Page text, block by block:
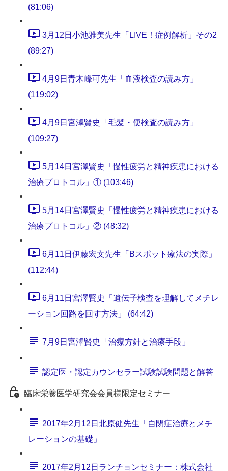
(81:06)
3月12日小池雅美先生「LIVE！症例解析」その2
(89:27)
4月9日青木峰可先生「血液検査の読み方」
(119:02)
4月9日宮澤賢史「毛髪・便検査の読み方」
(109:27)
5月14日宮澤賢史「慢性疲労と精神疾患における
治療プロトコル」① (103:46)
5月14日宮澤賢史「慢性疲労と精神疾患における
治療プロトコル」② (48:32)
6月11日伊藤宏文先生「Bスポット療法の実際」
(112:44)
6月11日宮澤賢史「遺伝子検査を理解してメチレ
ーション回路を回す方法」 (64:42)
7月9日宮澤賢史「治療方針と治療手段」
認定医・認定カウンセラー試験試験問題と解答
臨床栄養医学研究会会員様限定セミナー
2017年2月12日北原健先生「自閉症治療とメチ
レーションの基礎」
2017年2月12日ランチョンセミナー：株式会社